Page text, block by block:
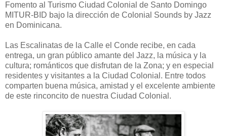
Fomento al Turismo Ciudad Colonial de Santo Domingo
MITUR-BID bajo la dirección de Colonial Sounds by Jazz
en Dominicana.
Las Escalinatas de la Calle el Conde recibe, en cada
entrega, un gran público amante del Jazz, la música y la
cultura; románticos que disfrutan de la Zona; y en especial
residentes y visitantes a la Ciudad Colonial. Entre todos
comparten buena música, amistad y el excelente ambiente
de este rinconcito de nuestra Ciudad Colonial.